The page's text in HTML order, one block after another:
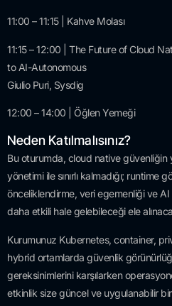
11:00 – 11:15 | Kahve Molası
11:15 – 12:00 | The Future of Cloud
to AI-Autonomous
Giulio Puri, Sysdig
12:00 – 14:00 | Öğlen Yemeği
Neden Katılmalısınız?
Bu oturumda, cloud native güvenliğin
yönetimi ile sınırlı kalmadığı; runtime
önceliklendirme, veri egemenliği ve AI
daha etkili hale gelebileceği ele
Kurumunuz Kubernetes, container,
hybrid ortamlarda güvenlik
gereksinimlerini karşılarken
etkinlik size güncel ve uygulanabilir